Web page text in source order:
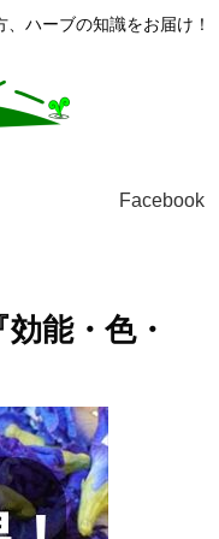
ハーブの知識をお届け！
Facebook
能・色・